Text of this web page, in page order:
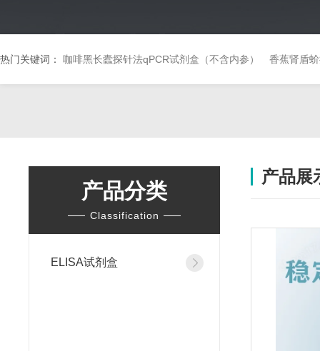
热门关键词： 咖啡黑长蠹探针法qPCR试剂盒（不含内参） 香蕉肾盾
产品分类
Classification
ELISA试剂盒
产品展